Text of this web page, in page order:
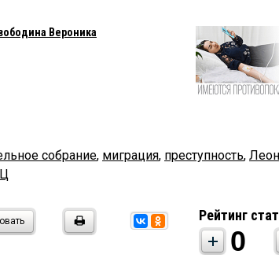
Вероника
собрание, миграция, преступность,
Рейтинг
0